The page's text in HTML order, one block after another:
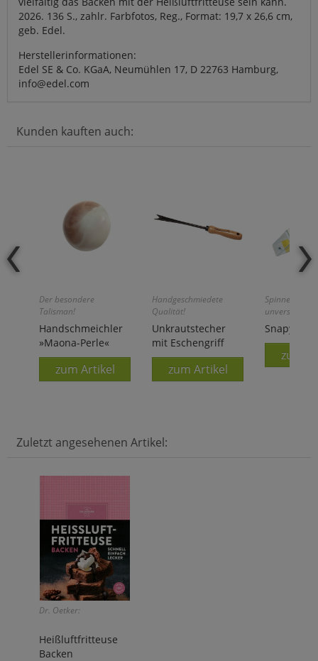
2026. 136 S., zahlr. Farbfotos, Reg., Format: 19,7 x 26,6 cm,
geb. Edel.
Herstellerinformationen:
Edel SE & Co. KGaA, Neumühlen 17, D 22763 Hamburg,
info@edel.com
Kunden kauften auch:
Der besondere
Talisman!
Handschmeichler
»Maona-Perle«
zum Artikel
Handgeschmiedete
Qualität!
Unkrautstecher
mit Eschengriff
zum Artikel
Spinnen
unversehrt
Snapy
zum
Zuletzt angesehenen Artikel:
Dr. Oetker:
Heißluftfritteuse
Backen